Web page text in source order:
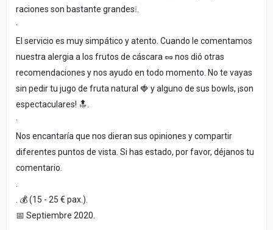
raciones son bastante grandes❕.
·
El servicio es muy simpático y atento. Cuando le comentamos
nuestra alergia a los frutos de cáscara 🥜 nos dió otras
recomendaciones y nos ayudo en todo momento. No te vayas
sin pedir tu jugo de fruta natural 🍓 y alguno de sus bowls, ¡son
espectaculares! 🔝.
·
Nos encantaría que nos dieran sus opiniones y compartir
diferentes puntos de vista. Si has estado, por favor, déjanos tu
comentario.
. 💰 (15 - 25 € pax.).
📅 Septiembre 2020.